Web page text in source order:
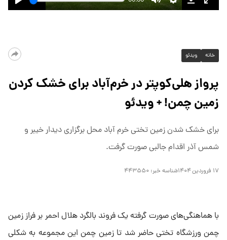
خانه ویدئو
پرواز هلی‌کوپتر در خرم‌آباد برای خشک کردن
زمین چمن! + ویدئو
برای خشک شدن زمین تختی خرم آباد محل برگزاری دیدار خیبر و
شمس آذر اقدام جالبی صورت گرفت.
۱۷ فروردین ۱۴۰۴ شناسه خبر: ۴۴۳۵۵۰
با هماهنگی‌های صورت گرفته یک فروند بالگرد هلال احمر بر فراز زمین
چمن ورزشگاه تختی حاضر شد تا زمین چمن این مجموعه به شکلی